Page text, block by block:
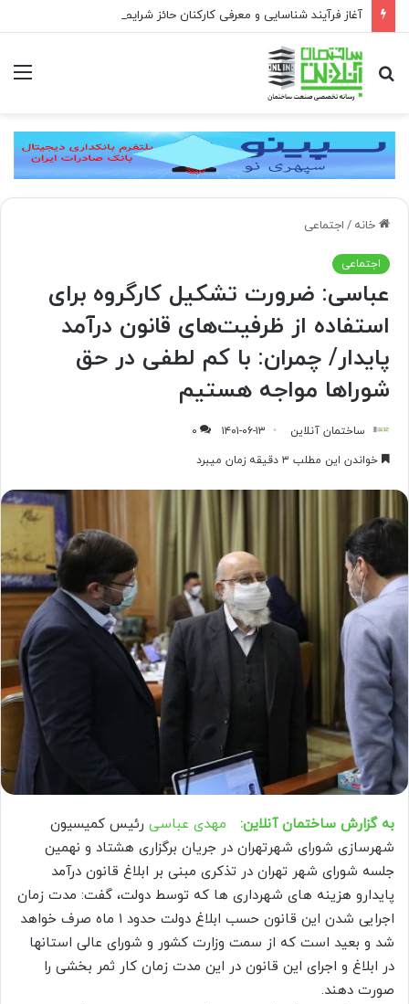
جستجو
برای
خانه / اجتماعی
اجتماعی
عباسی: ضرورت تشکیل کارگروه برای
استفاده از ظرفیت‌های قانون درآمد
پایدار/ چمران: با کم لطفی در حق
شوراها مواجه هستیم
ساختمان آنلاین ۱۴۰۱-۰۶-۱۳
۰
خواندن این مطلب ۳ دقیقه زمان میبرد
به گزارش ساختمان آنلاین: مهدی عباسی رئیس کمیسیون
شهرسازی شورای شهرتهران در جریان برگزاری هشتاد و نهمین
جلسه شورای شهر تهران در تذکری مبنی بر ابلاغ قانون درآمد
پایدارو هزینه های شهرداری ها که توسط دولت، گفت: مدت زمان
اجرایی شدن این قانون حسب ابلاغ دولت حدود ۱ ماه صرف خواهد
شد و بعید است که از سمت وزارت کشور و شورای عالی استانها
در ابلاغ و اجرای این قانون در این مدت زمان کار ثمر بخشی را
صورت دهند.